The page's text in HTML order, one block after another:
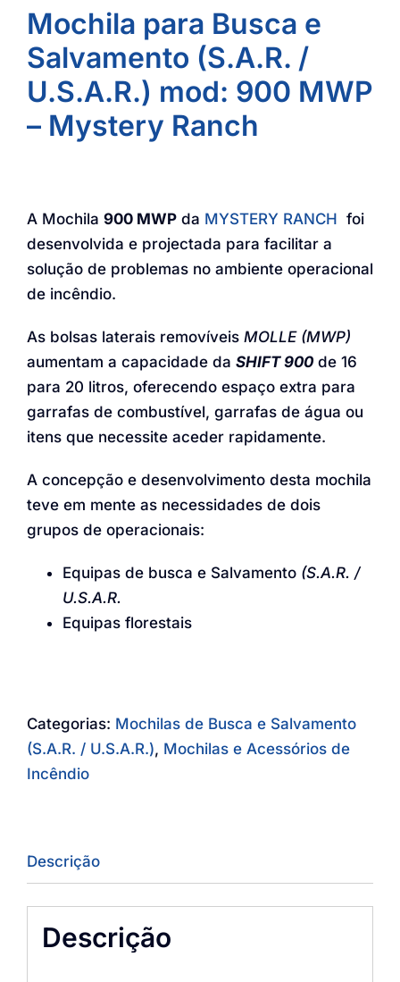
Mochila para Busca e
Salvamento (S.A.R. /
U.S.A.R.) mod: 900 MWP
– Mystery Ranch
A Mochila 900 MWP da MYSTERY RANCH foi
desenvolvida e projectada para facilitar a
solução de problemas no ambiente operacional
de incêndio.
As bolsas laterais removíveis MOLLE (MWP)
aumentam a capacidade da SHIFT 900 de 16
para 20 litros, oferecendo espaço extra para
garrafas de combustível, garrafas de água ou
itens que necessite aceder rapidamente.
A concepção e desenvolvimento desta mochila
teve em mente as necessidades de dois
grupos de operacionais:
Equipas de busca e Salvamento (S.A.R. /
U.S.A.R.
Equipas florestais
Categorias: Mochilas de Busca e Salvamento
(S.A.R. / U.S.A.R.), Mochilas e Acessórios de
Incêndio
Descrição
Descrição